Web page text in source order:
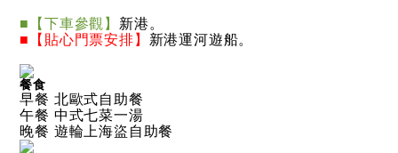
■【下車參觀】 新港。
■【貼心門票安排】 新港運河遊船。
餐食
早餐 北歐式自助餐
午餐 中式七菜一湯
晚餐 遊輪上海盜自助餐